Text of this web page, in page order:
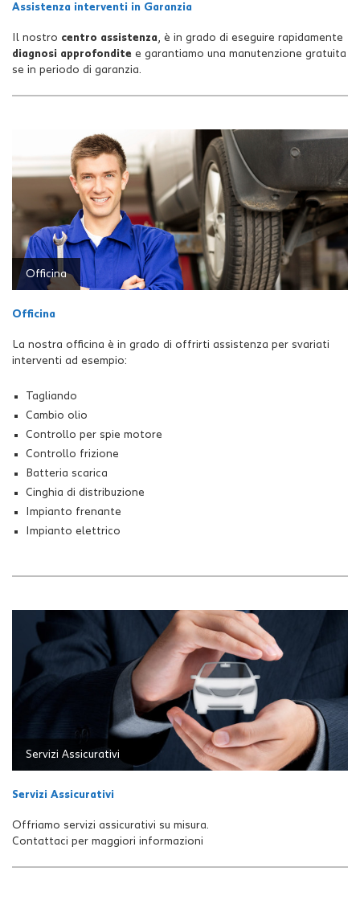
Assistenza interventi in Garanzia
Il nostro centro assistenza, è in grado di eseguire rapidamente
diagnosi approfondite e garantiamo una manutenzione gratuita
se in periodo di garanzia.
Officina
Officina
La nostra officina è in grado di offrirti assistenza per svariati
interventi ad esempio:
Tagliando
Cambio olio
Controllo per spie motore
Controllo frizione
Batteria scarica
Cinghia di distribuzione
Impianto frenante
Impianto elettrico
Servizi Assicurativi
Servizi Assicurativi
Offriamo servizi assicurativi su misura.
Contattaci per maggiori informazioni